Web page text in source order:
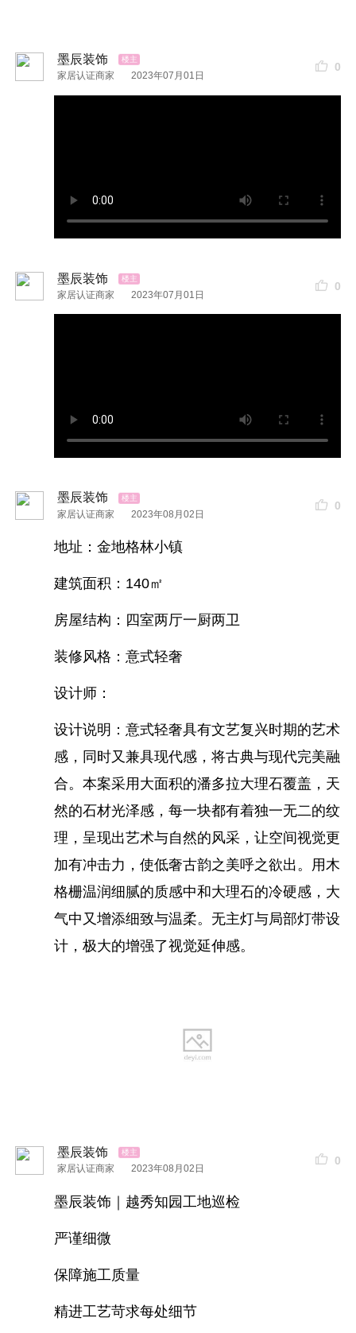
标签 #武汉装修
墨辰装饰
家居认证商家 2023年07月01日
0
墨辰装饰
家居认证商家 2023年07月01日
0
墨辰装饰
家居认证商家 2023年08月02日
0
地址：金地格林小镇
建筑面积：140㎡
房屋结构：四室两厅一厨两卫
装修风格：意式轻奢
设计师：
设计说明：意式轻奢具有文艺复兴时期的艺术
感，同时又兼具现代感，将古典与现代完美融
合。本案采用大面积的潘多拉大理石覆盖，天
然的石材光泽感，每一块都有着独一无二的纹
理，呈现出艺术与自然的风采，让空间视觉更
加有冲击力，使低奢古韵之美呼之欲出。用木
格栅温润细腻的质感中和大理石的冷硬感，大
气中又增添细致与温柔。无主灯与局部灯带设
计，极大的增强了视觉延伸感。
墨辰装饰
家居认证商家 2023年08月02日
0
墨辰装饰｜越秀知园工地巡检
严谨细微
保障施工质量
精进工艺苛求每处细节